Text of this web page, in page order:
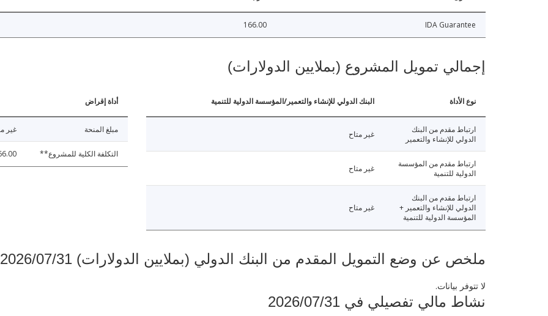
IDA Guarantee
166.00
إجمالي تمويل المشروع (بملايين الدولارات)
نوع الأداة البنك الدولي للإنشاء والتعمير/المؤسسة الدولية للتنمية
ارتباط مقدم من البنك
الدولي للإنشاء والتعمير
غير متاح
ارتباط مقدم من المؤسسة
الدولية للتنمية
غير متاح
ارتباط مقدم من البنك
الدولي للإنشاء والتعمير +
المؤسسة الدولية للتنمية
غير متاح
أداة إقراض
مبلغ المنحة غير
التكلفة الكلية للمشروع**
ملخص عن وضع التمويل المقدم من البنك الدولي (بملايين الدولارات) 2026/07/31
لا تتوفر بيانات.
نشاط مالي تفصيلي في 2026/07/31